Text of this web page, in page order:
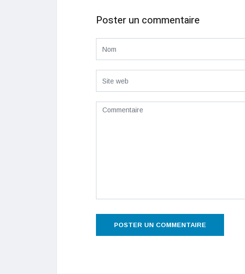
Poster un commentaire